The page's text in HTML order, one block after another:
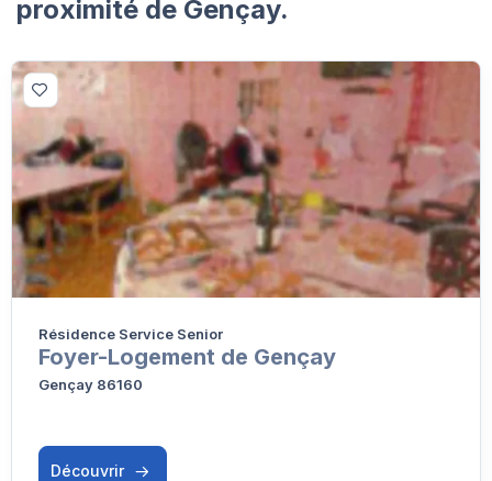
proximité de Gençay.
Résidence Service Senior
Foyer-Logement de Gençay
Gençay 86160
Découvrir